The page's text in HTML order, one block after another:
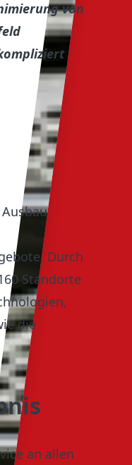
von
Durch
Standorte
die
an allen